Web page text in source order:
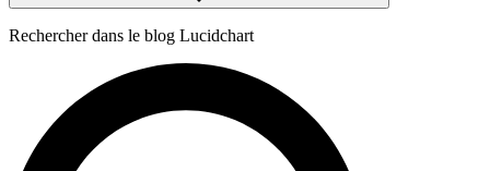
Rechercher dans le blog Lucidchart